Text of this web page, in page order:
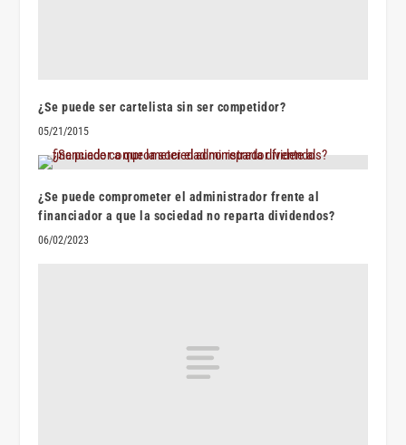
¿Se puede ser cartelista sin ser competidor?
05/21/2015
¿Se puede comprometer el administrador frente al
financiador a que la sociedad no reparta dividendos?
06/02/2023